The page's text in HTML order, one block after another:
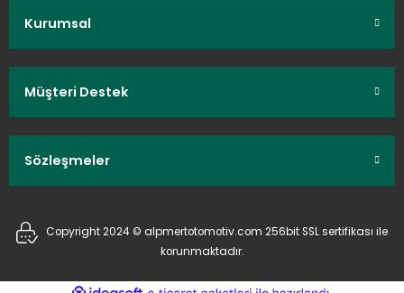
Kurumsal
Müşteri Destek
Sözleşmeler
Copyright 2024 © alpmertotomotiv.com 256bit SSL sertifikası ile
korunmaktadır.